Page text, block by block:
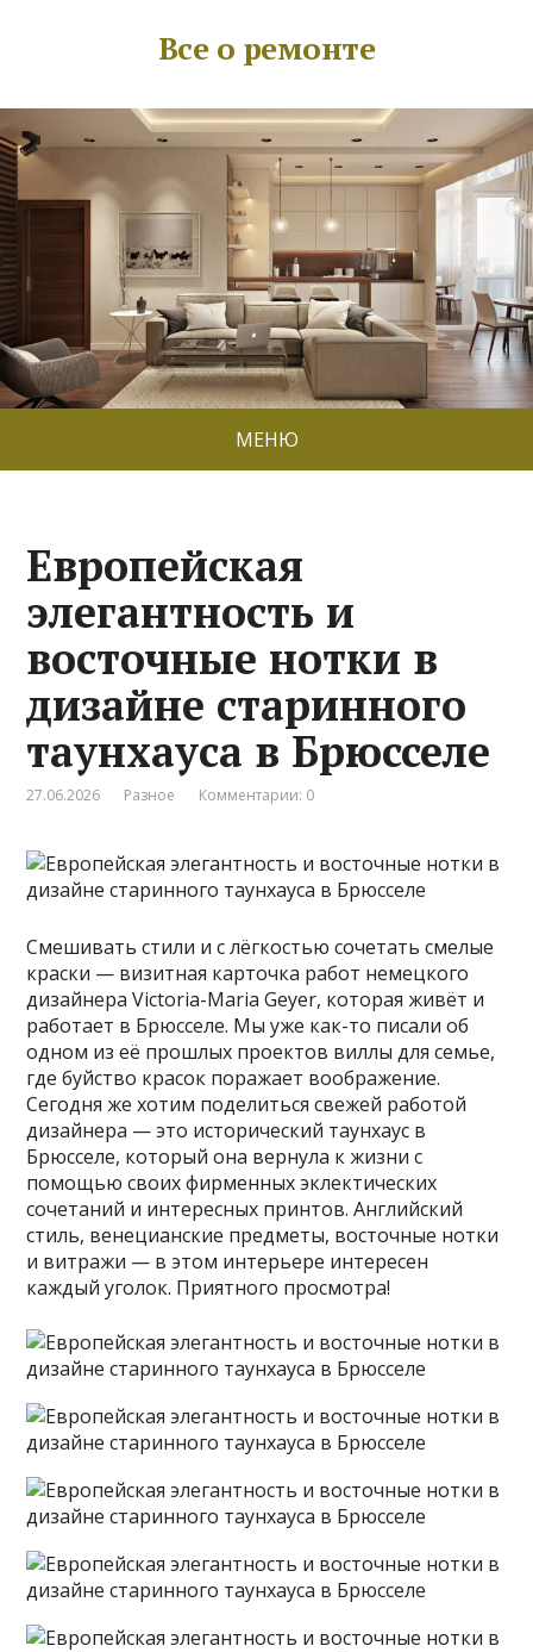
Все о ремонте
МЕНЮ
Европейская
элегантность и
восточные нотки в
дизайне старинного
таунхауса в Брюсселе
27.06.2026 Разное Комментарии: 0
Смешивать стили и с лёгкостью сочетать смелые
краски — визитная карточка работ немецкого
дизайнера Victoria-Maria Geyer, которая живёт и
работает в Брюсселе. Мы уже как-то писали об
одном из её прошлых проектов виллы для семье,
где буйство красок поражает воображение.
Сегодня же хотим поделиться свежей работой
дизайнера — это исторический таунхаус в
Брюсселе, который она вернула к жизни с
помощью своих фирменных эклектических
сочетаний и интересных принтов. Английский
стиль, венецианские предметы, восточные нотки
и витражи — в этом интерьере интересен
каждый уголок. Приятного просмотра!